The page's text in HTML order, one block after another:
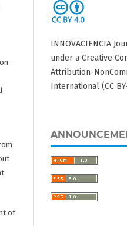
of
INNOVACIENCIA
under a Creative
Attribution-
International (CC